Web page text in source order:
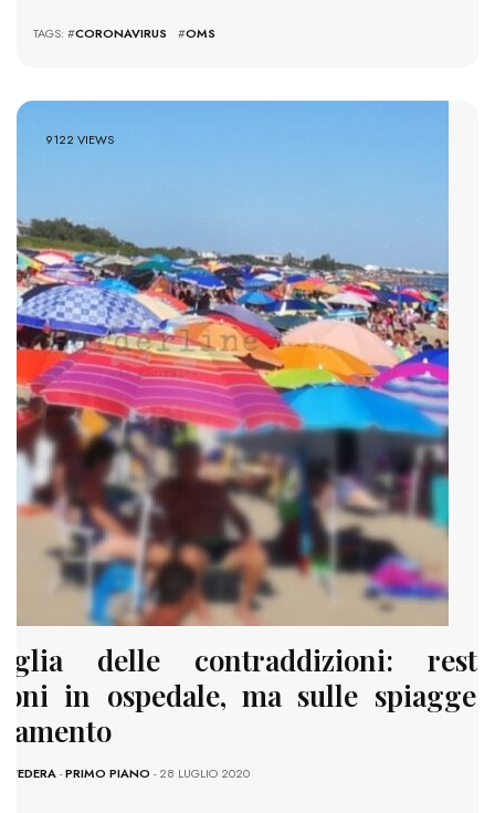
TAGS: #CORONAVIRUS #OMS
9122 VIEWS
delle contraddizioni:
in ospedale, ma sulle spiagge
-PRIMO PIANO - 28 LUGLIO 2020